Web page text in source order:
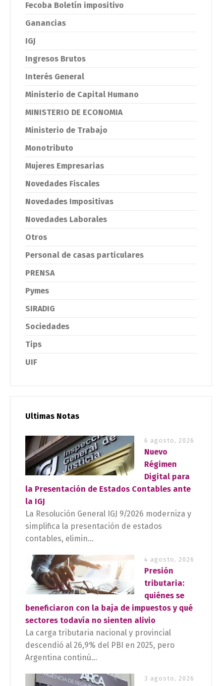
Fecoba Boletín impositivo
Ganancias
IGJ
Ingresos Brutos
Interés General
Ministerio de Capital Humano
MINISTERIO DE ECONOMIA
Ministerio de Trabajo
Monotributo
Mujeres Empresarias
Novedades Fiscales
Novedades Impositivas
Novedades Laborales
Otros
Personal de casas particulares
PRENSA
Pymes
SIRADIG
Sociedades
Tips
UIF
Ultimas Notas
6 agosto, 2026
Nuevo
Régimen
Digital para
la Presentación de Estados Contables ante
la IGJ
La Resolución General IGJ 9/2026 moderniza y
simplifica la presentación de estados
contables, elimin...
4 agosto, 2026
Presión
tributaria:
quiénes se
beneficiaron con la baja de impuestos y qué
sectores todavía no sienten alivio
La carga tributaria nacional y provincial
descendió al 26,9% del PBI en 2025, pero
Argentina continú...
3 agosto, 2026